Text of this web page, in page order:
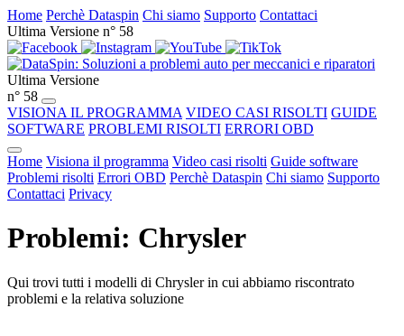
Home Perchè Dataspin Chi siamo Supporto Contattaci
Ultima Versione n° 58
Ultima Versione
n° 58
VISIONA IL PROGRAMMA VIDEO CASI RISOLTI GUIDE
SOFTWARE PROBLEMI RISOLTI ERRORI OBD
Home Visiona il programma Video casi risolti Guide software
Problemi risolti Errori OBD Perchè Dataspin Chi siamo Supporto
Contattaci Privacy
Problemi: Chrysler
Qui trovi tutti i modelli di Chrysler in cui abbiamo riscontrato
problemi e la relativa soluzione